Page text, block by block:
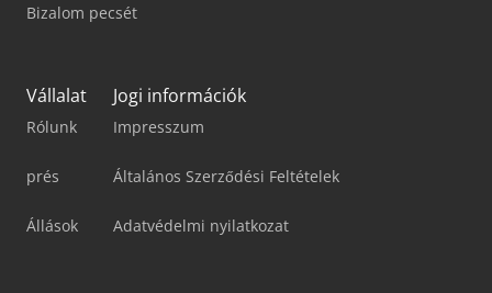
Bizalom pecsét
Vállalat
Rólunk
prés
Állások
Jogi információk
Impresszum
Általános Szerződési Feltételek
Adatvédelmi nyilatkozat